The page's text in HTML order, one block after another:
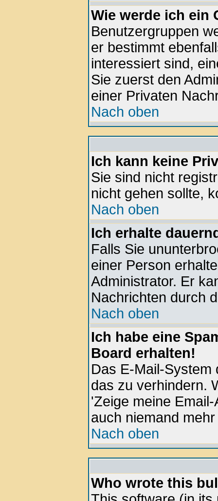
Wie werde ich ein
Benutzergruppen
er bestimmt
interessiert sind,
Sie zuerst den
einer Privaten
Nach oben
Ich kann keine
Sie sind nicht
nicht gehen sollte,
Nach oben
Ich erhalte
Falls Sie
einer Person
Administrator. Er
Nachrichten durch
Nach oben
Ich habe eine
Board erhalten!
Das E-Mail-System
das zu verhindern.
'Zeige meine
auch niemand
Nach oben
Who wrote this